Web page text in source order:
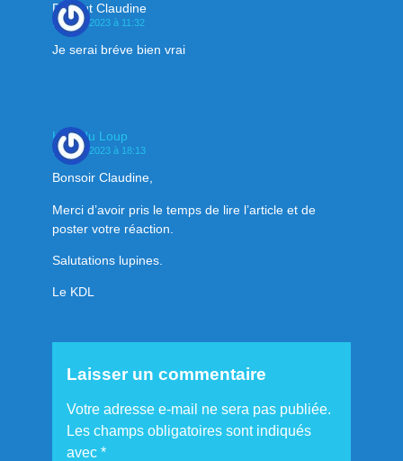
Decout Claudine
14 juillet 2023 à 11:32
Je serai bréve bien vrai
Klan du Loup
14 juillet 2023 à 18:13
Bonsoir Claudine,
Merci d’avoir pris le temps de lire l’article et de
poster votre réaction.
Salutations lupines.
Le KDL
Laisser un commentaire
Votre adresse e-mail ne sera pas publiée.
Les champs obligatoires sont indiqués
avec *